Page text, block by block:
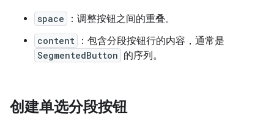
space ：调整按钮之间的重叠。
content ：包含分段按钮行的内容，通常是
SegmentedButton 的序列。
创建单选分段按钮